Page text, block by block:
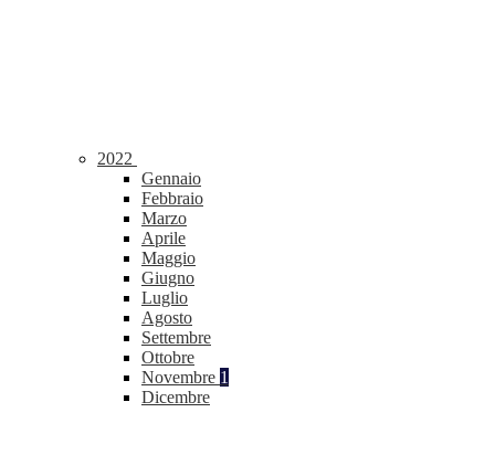
2022
Gennaio
Febbraio
Marzo
Aprile
Maggio
Giugno
Luglio
Agosto
Settembre
Ottobre
Novembre 1
Dicembre